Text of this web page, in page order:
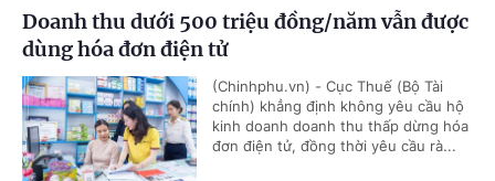
Doanh thu dưới 500 triệu đồng/năm vẫn được
dùng hóa đơn điện tử
(Chinhphu.vn) - Cục Thuế (Bộ Tài
chính) khẳng định không yêu cầu hộ
kinh doanh doanh thu thấp dừng hóa
đơn điện tử, đồng thời yêu cầu rà...